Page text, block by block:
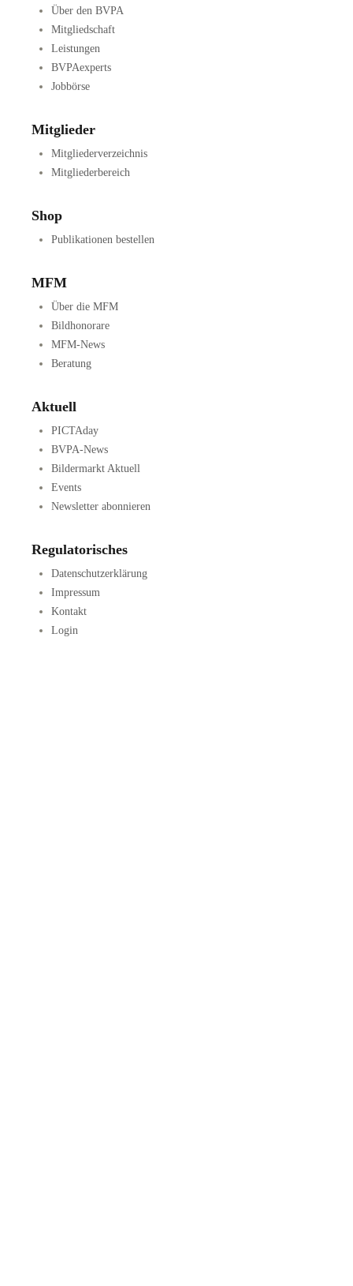
Über den BVPA
Mitgliedschaft
Leistungen
BVPAexperts
Jobbörse
Mitglieder
Mitgliederverzeichnis
Mitgliederbereich
Shop
Publikationen bestellen
MFM
Über die MFM
Bildhonorare
MFM-News
Beratung
Aktuell
PICTAday
BVPA-News
Bildermarkt Aktuell
Events
Newsletter abonnieren
Regulatorisches
Datenschutzerklärung
Impressum
Kontakt
Login